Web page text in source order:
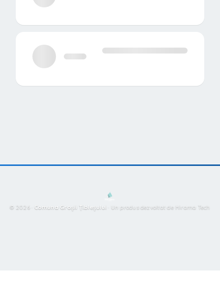
© 2026 · Comuna Groșii Țibleșului Un produs dezvoltat de Hirama Tech